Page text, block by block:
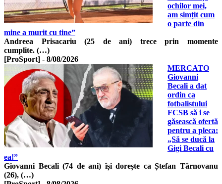
ochilor mei,
am simțit cum
o parte din
mine a murit cu tine”
Andreea Prisacariu (25 de ani) trece prin momente
cumplite. (…)
[ProSport] - 8/08/2026
MERCATO
Giovanni
Becali a dat
ordin ca
fotbalistului
FCSB să i se
găsească ofertă
pentru a pleca:
„Să se ducă la
Gigi Becali cu
ea!”
Giovanni Becali (74 de ani) își dorește ca Ștefan Târnovanu
(26), (…)